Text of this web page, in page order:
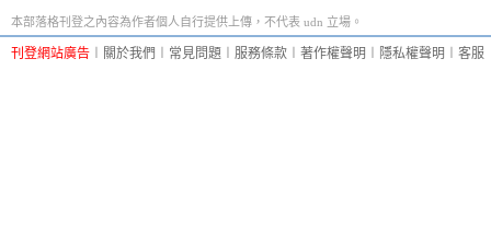
本部落格刊登之內容為作者個人自行提供上傳，不代表 udn 立場。
刊登網站廣告 關於我們 常見問題 服務條款 著作權聲明 隱私權聲明 客服